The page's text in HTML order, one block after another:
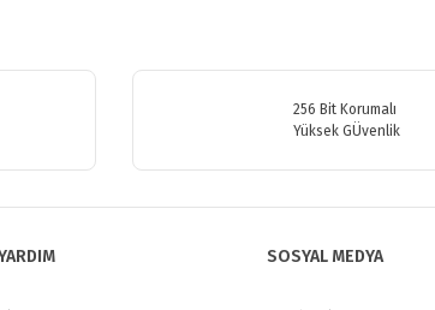
Bu ürüne ilk yorumu siz yapın!
256 Bit Korumalı
Yüksek GÜvenlik
SOSYAL MEDYA